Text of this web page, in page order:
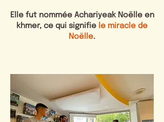
Elle fut nommée Achariyeak Noëlle en
khmer, ce qui signifie le miracle de
Noëlle.